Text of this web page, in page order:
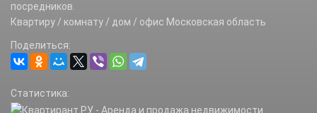
посредников.
Квартиру / комнату / дом / офис Московская область
Поделиться:
Статистика: